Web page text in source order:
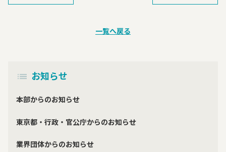
一覧へ戻る
お知らせ
本部からのお知らせ
東京都・行政・官公庁からのお知らせ
業界団体からのお知らせ